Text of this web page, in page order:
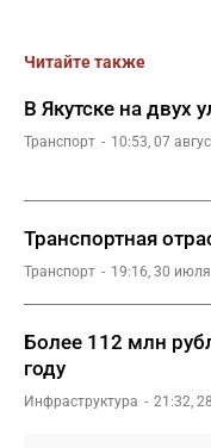
Читайте также
В Якутске на двух
Транспорт 10:53, 07
Транспортная
Транспорт 19:16, 30 июля
Более 112 млн
году
Инфраструктура 21:32,